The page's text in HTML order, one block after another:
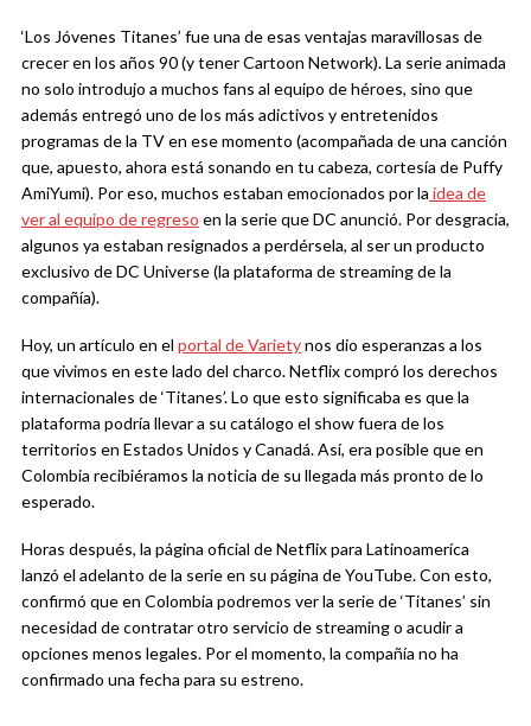
‘Los Jóvenes Titanes’ fue una de esas ventajas maravillosas de
crecer en los años 90 (y tener Cartoon Network). La serie animada
no solo introdujo a muchos fans al equipo de héroes, sino que
además entregó uno de los más adictivos y entretenidos
programas de la TV en ese momento (acompañada de una canción
que, apuesto, ahora está sonando en tu cabeza, cortesía de Puffy
AmiYumi). Por eso, muchos estaban emocionados por la idea de
ver al equipo de regreso en la serie que DC anunció. Por desgracia,
algunos ya estaban resignados a perdérsela, al ser un producto
exclusivo de DC Universe (la plataforma de streaming de la
compañía).
Hoy, un artículo en el portal de Varietynos dio esperanzas a los
que vivimos en este lado del charco. Netflix compró los derechos
internacionales de ‘Titanes’. Lo que esto significaba es que la
plataforma podría llevar a su catálogo el show fuera de los
territorios en Estados Unidos y Canadá. Así, era posible que en
Colombia recibiéramos la noticia de su llegada más pronto de lo
esperado.
Horas después, la página oficial de Netflix para Latinoameríca
lanzó el adelanto de la serie en su página de YouTube. Con esto,
confirmó que en Colombia podremos ver la serie de ‘Titanes’ sin
necesidad de contratar otro servicio de streaming o acudir a
opciones menos legales. Por el momento, la compañía no ha
confirmado una fecha para su estreno.